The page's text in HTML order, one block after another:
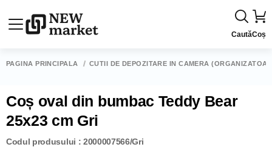
CautăCoș
PAGINA PRINCIPALĂ CUTII DE DEPOZITARE ÎN CAMERĂ
Coș oval din bumbac Teddy Bear
25x23 cm Gri
Codul produsului : 2000007566/Gri